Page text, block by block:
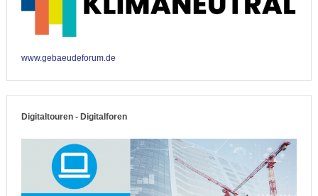
www.gebaeudeforum.de
Digitaltouren - Digitalforen